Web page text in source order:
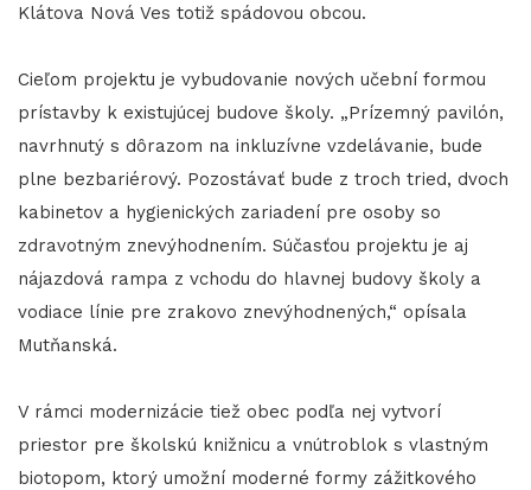
Klátova Nová Ves totiž spádovou obcou.
Cieľom projektu je vybudovanie nových učební formou
prístavby k existujúcej budove školy. „Prízemný pavilón,
navrhnutý s dôrazom na inkluzívne vzdelávanie, bude
plne bezbariérový. Pozostávať bude z troch tried, dvoch
kabinetov a hygienických zariadení pre osoby so
zdravotným znevýhodnením. Súčasťou projektu je aj
nájazdová rampa z vchodu do hlavnej budovy školy a
vodiace línie pre zrakovo znevýhodnených,“ opísala
Mutňanská.
V rámci modernizácie tiež obec podľa nej vytvorí
priestor pre školskú knižnicu a vnútroblok s vlastným
biotopom, ktorý umožní moderné formy zážitkového